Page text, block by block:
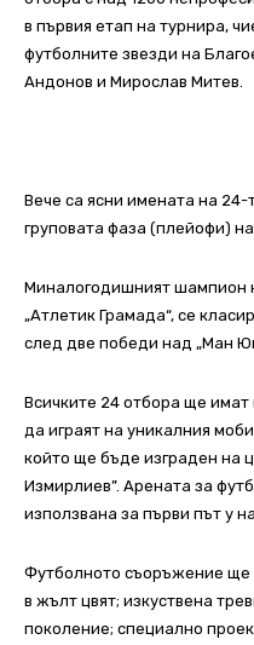
в първия етап на турнира,
футболните звезди на
Андонов и Мирослав Митев.
Вече са ясни имената на 24-
груповата фаза (плейофи)
Миналогодишният шампион
„Атлетик Грамада“, се
след две победи над „Ман
Всичките 24 отбора ще
да играят на уникалния
който ще бъде изграден на
Измирлиев”. Арената за
използвана за първи път у
Футболното съоръжение ще
в жълт цвят; изкуствена
поколение; специално